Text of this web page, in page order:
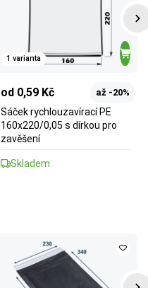
1 varianta
od 0,59 Kč až -20%
Sáček rychlouzavírací PE
160x220/0,05 s dírkou pro
zavěšení
Skladem